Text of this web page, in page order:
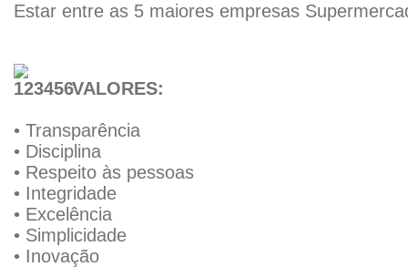
Estar entre as 5 maiores empresas
VALORES:
• Transparência
• Disciplina
• Respeito às pessoas
• Integridade
• Excelência
• Simplicidade
• Inovação